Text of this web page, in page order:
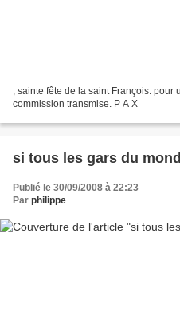
, sainte fête de la saint François. pour
commission transmise. P A X
si tous les gars du
Publié le 30/09/2008 à 22:23
Par philippe